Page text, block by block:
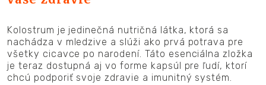
Kolostrum je jedinečná nutričná látka, ktorá sa
nachádza v mledzive a slúži ako prvá potrava pre
všetky cicavce po narodení. Táto esenciálna zložka
je teraz dostupná aj vo forme kapsúl pre ľudí, ktorí
chcú podporiť svoje zdravie a imunitný systém.